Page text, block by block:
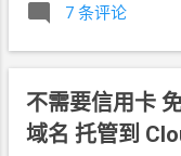
换到
NS
你的
该是
7 条评论
不需要信用卡
域名 托管到